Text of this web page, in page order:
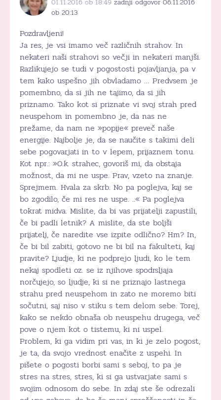
ob 20:13
Pozdravljeni!
Ja res, je vsi imamo več različnih strahov. In
nekateri naši strahovi so večji in nekateri manjši.
Razlikujejo se tudi v pogostosti pojavljanja, pa v
tem kako uspešno jih obvladamo … Predvsem je
pomembno, da si jih ne tajimo, da si jih
priznamo. Tako kot si priznate vi svoj strah pred
neuspehom in pomembno je, da nas ne
prežame, da nam ne »popije« preveč naše
energije. Najbolje je, da se naučite s takimi deli
sebe pogovarjati in to v lepem, prijaznem tonu.
Kot npr.: »O.k. strahec, govoriš mi, da obstaja
možnost, da mi ne uspe. Prav, vzeto na znanje.
Sprejmem. Hvala za skrb. No pa poglejva, kaj se
bo zgodilo, če mi res ne uspe. ..« Pa poglejva
tokrat midva. Mislite, da bi vas prijatelji zapustili,
če bi padli letnik? A mislite, da ste boljši
prijatelj, če naredite vse izpite odlično? Hm? In,
če bi bil zabiti, gotovo ne bi bil na fakulteti, kaj
pravite? Ljudje, ki ne podprejo ljudi, ko le tem
nekaj spodleti oz. se iz njihove spodrsljaja
norčujejo, so ljudje, ki si ne priznajo lastnega
strahu pred neuspehom in zato ne moremo biti
sočutni, saj niso v stiku s tem delom sebe. Torej,
kako se nekdo obnaša ob neuspehu drugega, več
pove o njem kot o tistemu, ki ni uspel.
Problem, ki ga vidim pri vas, in ki je zelo pogost,
je ta, da svojo vrednost enačite z uspehi. In
pišete o pogosti borbi sami s seboj, to pa je
stres na stres, stres, ki si ga ustvarjate sami s
svojim odnosom do sebe. In zdaj ste še odrezali